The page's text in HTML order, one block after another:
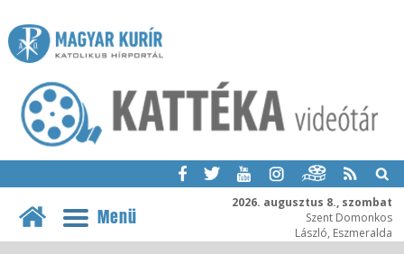
2026. augusztus 8., szombat
Szent Domonkos
László, Eszmeralda
Menü